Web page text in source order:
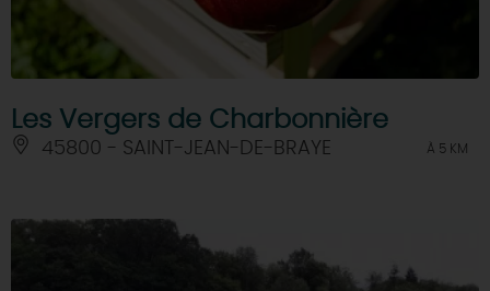
Les Vergers de Charbonnière
45800 - SAINT-JEAN-DE-BRAYE À 5 KM